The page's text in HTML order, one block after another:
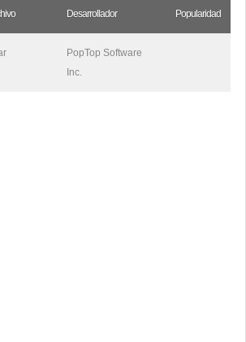
Desarrollador Popularidad
PopTop Software
Inc.